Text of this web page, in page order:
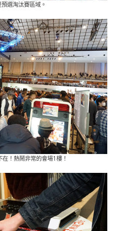
選淘汰賽區域。
！熱鬧非常的會場1樓！